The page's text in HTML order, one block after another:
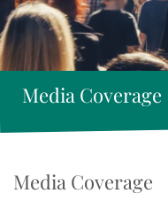
Media Coverage
Media Coverage